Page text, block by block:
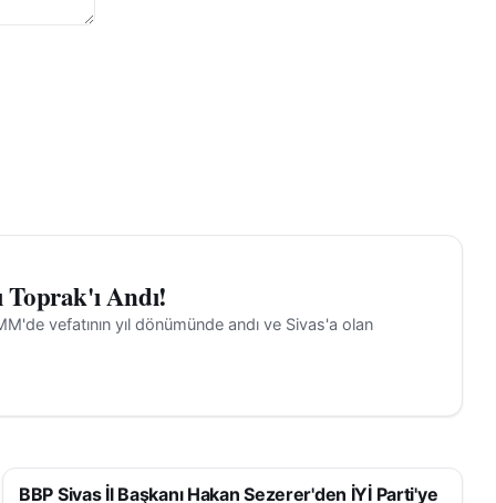
Andı!
vefatının yıl dönümünde andı ve Sivas'a olan
SIYASET
BBP Sivas İl Başkanı Hakan Sezerer'den İYİ Parti'ye